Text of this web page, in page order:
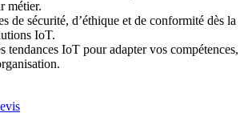
métier.
de sécurité, d’éthique et de conformité dès la
IoT.
tendances IoT pour adapter vos compétences,